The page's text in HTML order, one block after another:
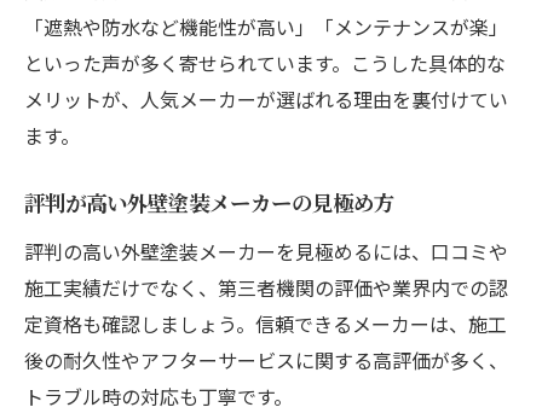
「遮熱や防水など機能性が高い」「メンテナンスが楽」
といった声が多く寄せられています。こうした具体的な
メリットが、人気メーカーが選ばれる理由を裏付けてい
ます。
評判が高い外壁塗装メーカーの見極め方
評判の高い外壁塗装メーカーを見極めるには、口コミや
施工実績だけでなく、第三者機関の評価や業界内での認
定資格も確認しましょう。信頼できるメーカーは、施工
後の耐久性やアフターサービスに関する高評価が多く、
トラブル時の対応も丁寧です。